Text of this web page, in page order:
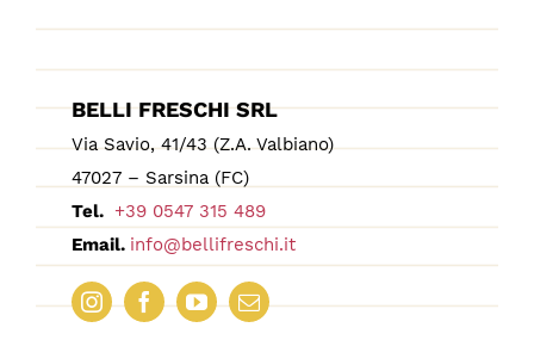
BELLI FRESCHI SRL
Via Savio, 41/43 (Z.A. Valbiano)
47027 – Sarsina (FC)
Tel. +39 0547 315 489
Email. info@bellifreschi.it